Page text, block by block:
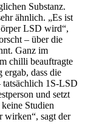
Substanz.
ähnlich. „Es ist
LSD wird“,
– über die
Ganz im
chilli beauftragte
dass die
tatsächlich 1S-LSD
und setzt
Studien
wirken“, sagt der